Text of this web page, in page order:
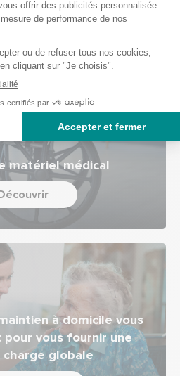
médical chez
?
matériel médical
à domicile vous
pour vous fournir une
charge globale